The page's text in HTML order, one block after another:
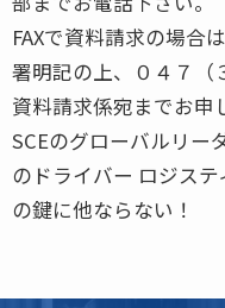
FAXで資料請求の場合
署明記の上、０４７（
資料請求係宛までお申
SCEのグローバルリ
のドライバー ロジス
の鍵に他ならない！